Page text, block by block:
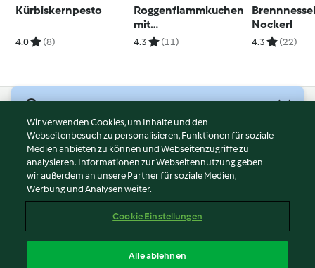
Kürbiskernpesto
4.0 (8)
Roggenflammkuchen
mit
Blauschimmelkäse
4.3 (11)
Nockerl
4.3 (22)
Nutzungsbedingungen
Datenschutzrichtlinien
Disclaimer
Impressum
Inhalt melden
Wir verwenden Cookies, um Inhalte und den
Webseitenbesuch zu personalisieren, Funktionen für soziale
Medien anbieten zu können und Webseitenzugriffe zu
analysieren. Informationen zur Webseitennutzung geben
wir außerdem an unsere Partner für soziale Medien,
Werbung und Analysen weiter.
Cookie Einstellungen
Alle ablehnen